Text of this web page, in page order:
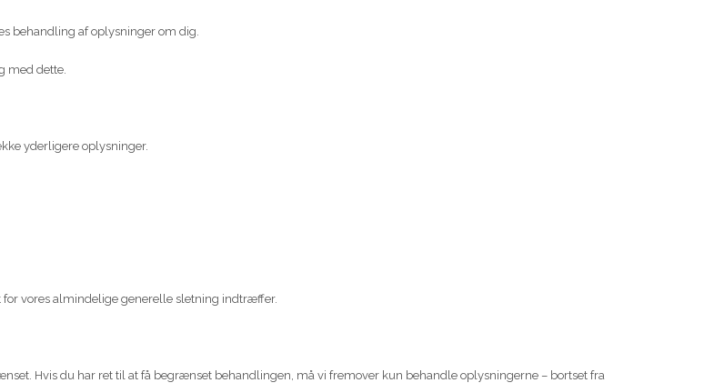
behandling af oplysninger om dig.
med dette.
yderligere oplysninger.
vores almindelige generelle sletning indtræffer.
Hvis du har ret til at få begrænset behandlingen, må vi fremover kun behandle oplysningerne – bortset fra